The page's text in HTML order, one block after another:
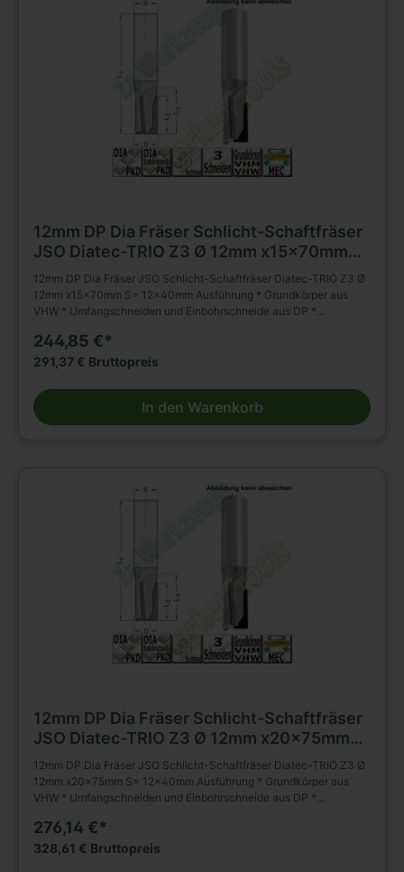
12mm DP Dia Fräser Schlicht-Schaftfräser
JSO Diatec-TRIO Z3 Ø 12mm x15x70mm
S= 12x40mm
12mm DP Dia Fräser JSO Schlicht-Schaftfräser Diatec-TRIO Z3 Ø
12mm x15x70mm S= 12x40mm Ausführung * Grundkörper aus
VHW * Umfangschneiden und Einbohrschneide aus DP *
nachschärfbar Anwendung * Schlichten, Nuten, Formatieren,
Trennen (Nesting) und Falzen von besonders abrasiven
Besondere Vorteile * für gesteigertes Spanvolumen und reduzierte
Schnittkräfte Einsatzempfehlung: * Duroplaste/Thermoplaste/HPL:
n = 15 000 - 18 000 min-1, vf = 3 - 8 m/min * Mineralwerkstoffe: n
244,85 €*
291,37 € Bruttopreis
In den Warenkorb
12mm DP Dia Fräser Schlicht-Schaftfräser
JSO Diatec-TRIO Z3 Ø 12mm x20x75mm
S= 12x40mm
12mm DP Dia Fräser JSO Schlicht-Schaftfräser Diatec-TRIO Z3 Ø
12mm x20x75mm S= 12x40mm Ausführung * Grundkörper aus
VHW * Umfangschneiden und Einbohrschneide aus DP *
nachschärfbar Anwendung * Schlichten, Nuten, Formatieren,
Trennen (Nesting) und Falzen von besonders abrasiven
276,14 €*
328,61 € Bruttopreis